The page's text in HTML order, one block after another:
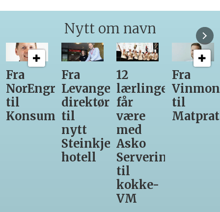
Nytt om navn
Fra
NorEngros
til
Konsumgruppen
Fra
Levanger-
direktør
til
nytt
Steinkjer-
hotell
12
lærlinger
får
være
med
Asko
Servering
til
kokke-
VM
Fra
til
Matprat